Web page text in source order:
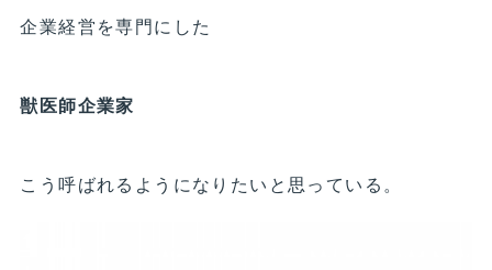
企業経営を専門にした
獣医師企業家
こう呼ばれるようになりたいと思っている。